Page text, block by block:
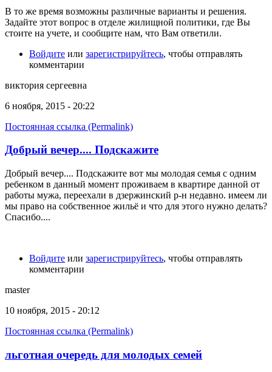
В то же время возможны различные варианты и решения.
Задайте этот вопрос в отделе жилищной политики, где Вы
стоите на учете, и сообщите нам, что Вам ответили.
Войдите или зарегистрируйтесь, чтобы отправлять
комментарии
виктория сергеевна
6 ноября, 2015 - 20:22
Постоянная ссылка (Permalink)
Добрый вечер.... Подскажите
Добрый вечер.... Подскажите вот мы молодая семья с одним
ребенком в данный момент проживаем в квартире данной от
работы мужа, переехали в дзержинский р-н недавно. имеем ли
мы право на собственное жильё и что для этого нужно делать?
Спасибо....
Войдите или зарегистрируйтесь, чтобы отправлять
комментарии
master
10 ноября, 2015 - 20:12
Постоянная ссылка (Permalink)
льготная очередь для молодых семей